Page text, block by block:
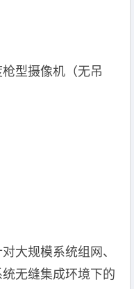
型摄像机（无吊
大规模系统组网、
无缝集成环境下的